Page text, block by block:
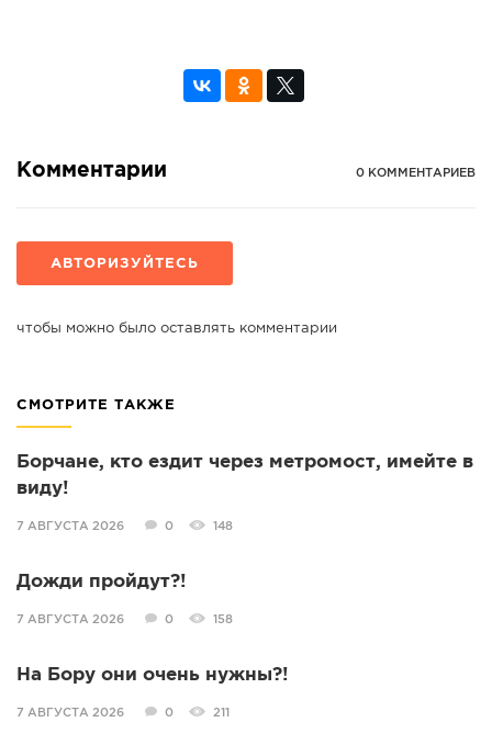
Комментарии 0 КОММЕНТАРИЕВ
АВТОРИЗУЙТЕСЬ
чтобы можно было оставлять комментарии
СМОТРИТЕ ТАКЖЕ
Борчане, кто ездит через метромост, имейте в
виду!
7 АВГУСТА 2026 0 148
Дожди пройдут?!
7 АВГУСТА 2026 0 158
На Бору они очень нужны?!
7 АВГУСТА 2026 0 211